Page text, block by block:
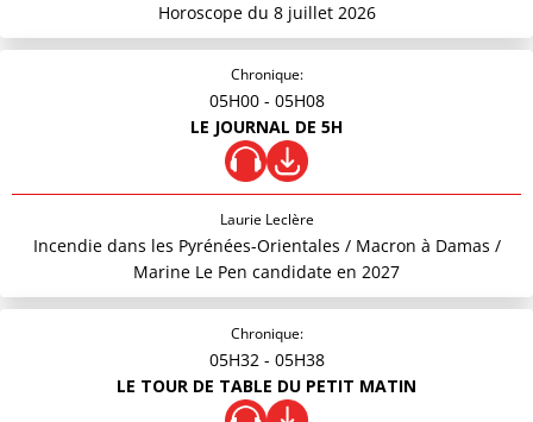
Horoscope du 8 juillet 2026
Chronique:
05H00 - 05H08
LE JOURNAL DE 5H
Laurie Leclère
Incendie dans les Pyrénées-Orientales / Macron à Damas /
Marine Le Pen candidate en 2027
Chronique:
05H32 - 05H38
LE TOUR DE TABLE DU PETIT MATIN